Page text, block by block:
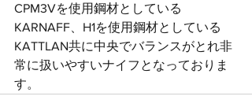
CPM3Vを使用鋼材としている
KARNAFF、H1を使用鋼材としている
KATTLAN共に中央でバランスがとれ非
常に扱いやすいナイフとなっておりま
す。